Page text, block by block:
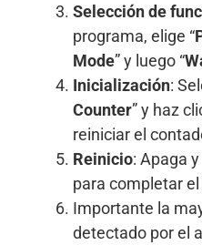
Selección de
programa, elige “
Mode” y luego “
Inicialización:
Counter” y haz
reiniciar el
Reinicio: Apaga
para completar
Importante la
detectado por el